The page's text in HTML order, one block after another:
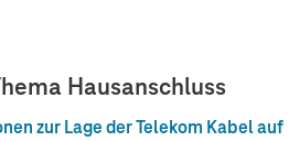
Hausanschluss
zur Lage der Telekom Kabel auf